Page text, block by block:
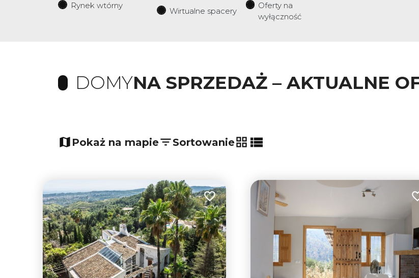
Rynek wtórny
Wirtualne spacery
Oferty na
wyłączność
DOMYNA SPRZEDAŻ – AKTUALNE
−Pokaż na mapie Sortowanie
tabela
lista
Dodaj do ulubionych